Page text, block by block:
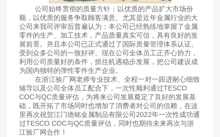
公司始终贯彻的质量方针：以优质的产品扩大市场份
额，以优质的服务争取顾客满意。尤其是近年金属行业的大
公司来我司评审后普遍认为：本公司已经熟练地掌握了金属
零件的生产、加工技术，产品质量真实可信，具有良好的发
展前景。并且本公司已正式通过了国际质量管理体系认证。
受到众多公司的一致好评。现在公司全体员工正齐心协力，
利用公司质量好的条件，抓住机遇稳步发展，把公司建设成
为国内独特的弹性零件生产企业。
在浙江验厂网老师专业技术、全程一对一跟进耐心细致
辅导以及公司全体员工配合下，一次性顺利通过TESCO
COC与QC质量评估，为将来公司发展奠定了良好的发展基
础，既开拓了市场同时也增加了消费者对公司的信赖，在这
里再次祝贺江门德铭金属制品有限公司2022年一次性成功通
过TESCO COC与QC质量评估，同时也期待未来再次与浙
江验厂网合作！